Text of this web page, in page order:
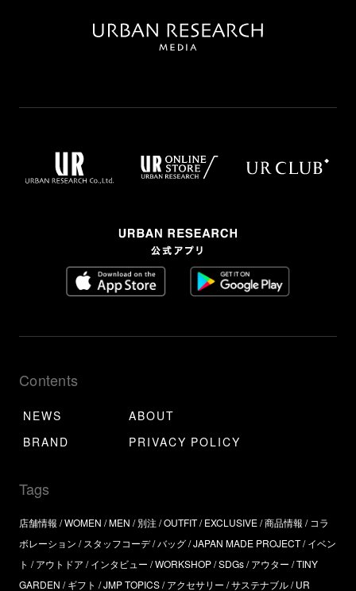
Contents
NEWS
ABOUT
BRAND
PRIVACY POLICY
Tags
店舗情報 WOMEN MEN 別注 OUTFIT EXCLUSIVE 商品情報
コラ
ボレーション
スタッフコーデ バッグ JAPAN MADE PROJECT イベン
ト
アウトドア インタビュー WORKSHOP SDGs アウター TINY
GARDEN
ギフト JMP TOPICS アクセサリー サステナブル UR